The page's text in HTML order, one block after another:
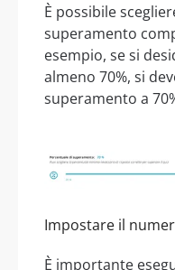
È possibile
superamento
esempio, se si
almeno 70%, si
superamento a
Impostare il
È importante